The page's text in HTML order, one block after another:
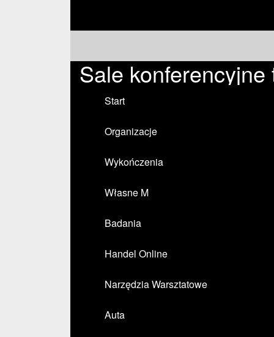
Sale
Start
Organizacje
Wykończenia
Własne M
Badania
Handel Online
Narzędzia Warsztatowe
Auta